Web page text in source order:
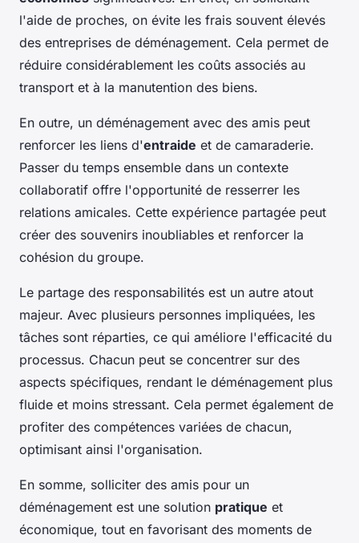
l'aide de proches, on évite les frais souvent élevés
des entreprises de déménagement. Cela permet de
réduire considérablement les coûts associés au
transport et à la manutention des biens.
En outre, un déménagement avec des amis peut
renforcer les liens d'entraide et de camaraderie.
Passer du temps ensemble dans un contexte
collaboratif offre l'opportunité de resserrer les
relations amicales. Cette expérience partagée peut
créer des souvenirs inoubliables et renforcer la
cohésion du groupe.
Le partage des responsabilités est un autre atout
majeur. Avec plusieurs personnes impliquées, les
tâches sont réparties, ce qui améliore l'efficacité du
processus. Chacun peut se concentrer sur des
aspects spécifiques, rendant le déménagement plus
fluide et moins stressant. Cela permet également de
profiter des compétences variées de chacun,
optimisant ainsi l'organisation.
En somme, solliciter des amis pour un
déménagement est une solution pratique et
économique, tout en favorisant des moments de